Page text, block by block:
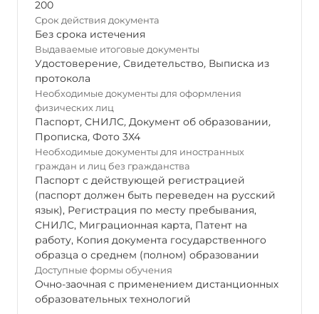
200
Срок действия документа
Без срока истечения
Выдаваемые итоговые документы
Удостоверение, Свидетельство, Выписка из
протокола
Необходимые документы для оформления
физических лиц
Паспорт, СНИЛС, Документ об образовании,
Прописка, Фото 3Х4
Необходимые документы для иностранных
граждан и лиц без гражданства
Паспорт с действующей регистрацией
(паспорт должен быть переведен на русский
язык), Регистрация по месту пребывания,
СНИЛС, Миграционная карта, Патент на
работу, Копия документа государственного
образца о среднем (полном) образовании
Доступные формы обучения
Очно-заочная с применением дистанционных
образовательных технологий